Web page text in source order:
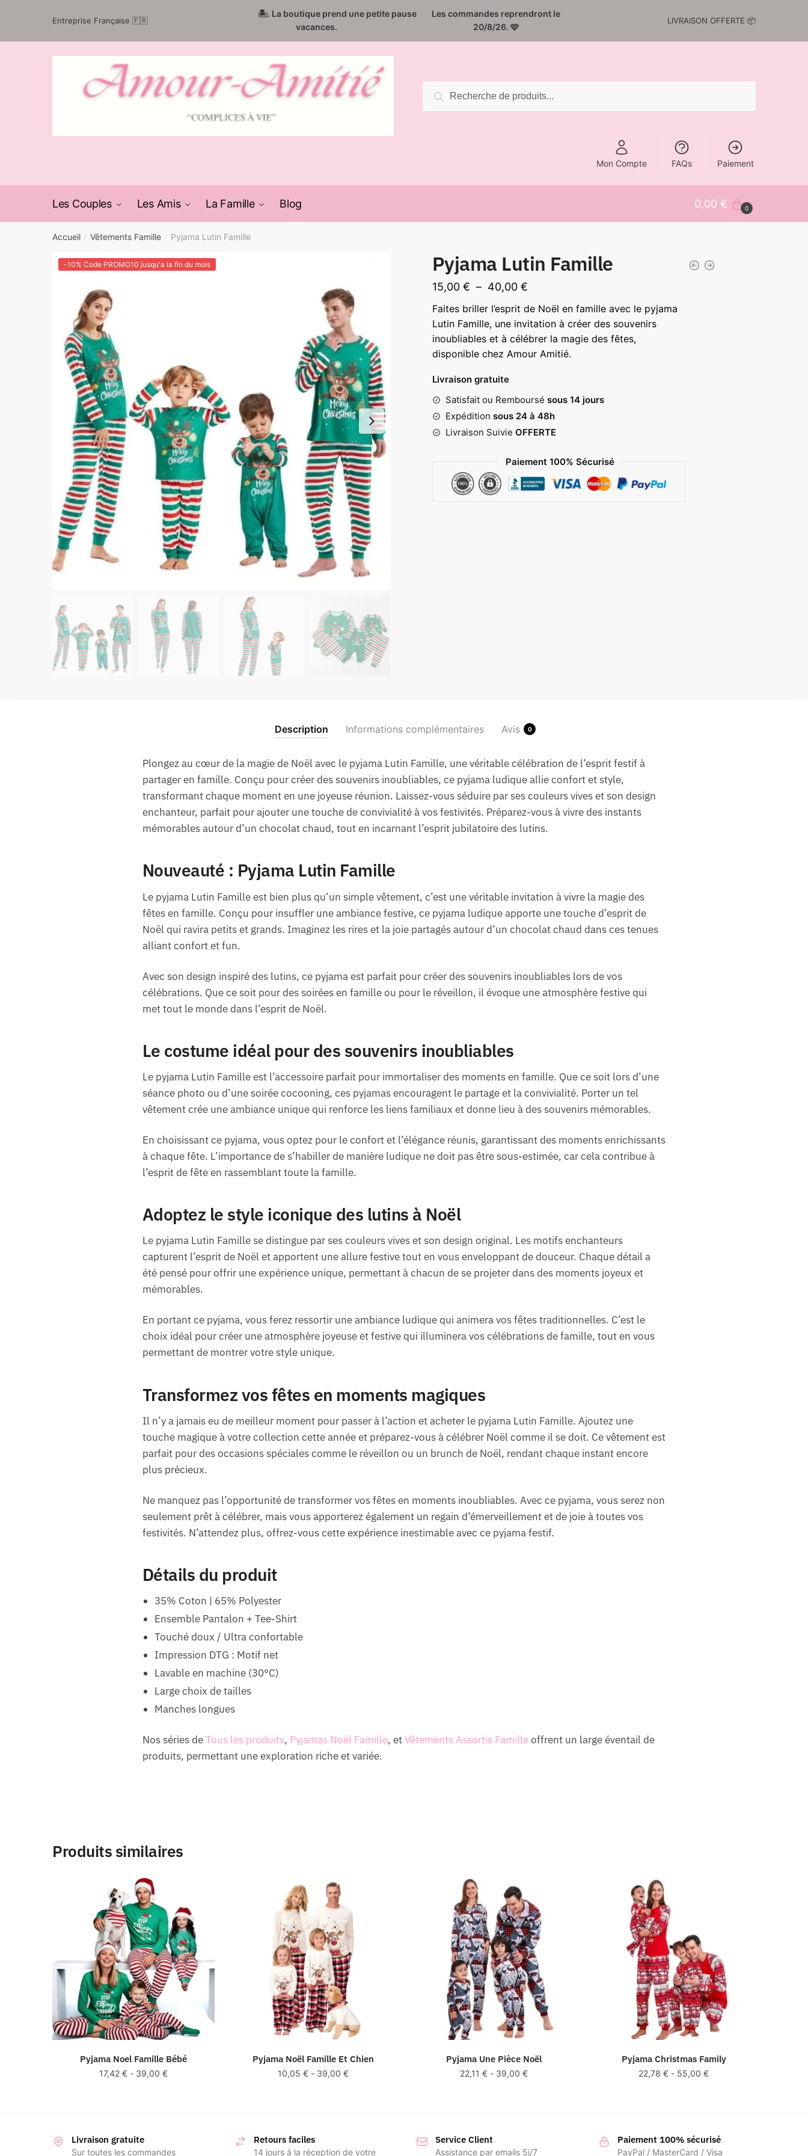
Entreprise Française 🇫🇷
🏝️. La boutique prend une petite pause
vacances.
Les commandes reprendront le
20/8/26. 🩷
LIVRAISON OFFERTE 📦
pour :
Recherche
Mon Compte FAQs Paiement
Les Couples Les Amis La Famille Blog 0,00 € 0
Accueil / Vêtements Famille / Pyjama Lutin Famille
-10% Code PROMO10 jusqu'a la fin du mois Pyjama Lutin Famille
15,00 € – 40,00 €Plage
de
prix :
15,00 €
à
Faites briller l’esprit de Noël en famille avec le pyjama
Lutin Famille, une invitation à créer des souvenirs
inoubliables et à célébrer la magie des fêtes,
disponible chez Amour Amitié.
Livraison gratuite
Satisfait ou Remboursé sous 14 jours
Expédition sous 24 à 48h
Livraison Suivie OFFERTE
Paiement 100% Sécurisé
Description Informations complémentaires Avis 0
Plongez au cœur de la magie de Noël avec le pyjama Lutin Famille, une véritable célébration de l’esprit festif à
partager en famille. Conçu pour créer des souvenirs inoubliables, ce pyjama ludique allie confort et style,
transformant chaque moment en une joyeuse réunion. Laissez-vous séduire par ses couleurs vives et son design
enchanteur, parfait pour ajouter une touche de convivialité à vos festivités. Préparez-vous à vivre des instants
mémorables autour d’un chocolat chaud, tout en incarnant l’esprit jubilatoire des lutins.
Nouveauté : Pyjama Lutin Famille
Le pyjama Lutin Famille est bien plus qu’un simple vêtement, c’est une véritable invitation à vivre la magie des
fêtes en famille. Conçu pour insuffler une ambiance festive, ce pyjama ludique apporte une touche d’esprit de
Noël qui ravira petits et grands. Imaginez les rires et la joie partagés autour d’un chocolat chaud dans ces tenues
alliant confort et fun.
Avec son design inspiré des lutins, ce pyjama est parfait pour créer des souvenirs inoubliables lors de vos
célébrations. Que ce soit pour des soirées en famille ou pour le réveillon, il évoque une atmosphère festive qui
met tout le monde dans l’esprit de Noël.
Le costume idéal pour des souvenirs inoubliables
Le pyjama Lutin Famille est l’accessoire parfait pour immortaliser des moments en famille. Que ce soit lors d’une
séance photo ou d’une soirée cocooning, ces pyjamas encouragent le partage et la convivialité. Porter un tel
vêtement crée une ambiance unique qui renforce les liens familiaux et donne lieu à des souvenirs mémorables.
En choisissant ce pyjama, vous optez pour le confort et l’élégance réunis, garantissant des moments enrichissants
à chaque fête. L’importance de s’habiller de manière ludique ne doit pas être sous-estimée, car cela contribue à
l’esprit de fête en rassemblant toute la famille.
Adoptez le style iconique des lutins à Noël
Le pyjama Lutin Famille se distingue par ses couleurs vives et son design original. Les motifs enchanteurs
capturent l’esprit de Noël et apportent une allure festive tout en vous enveloppant de douceur. Chaque détail a
été pensé pour offrir une expérience unique, permettant à chacun de se projeter dans des moments joyeux et
mémorables.
En portant ce pyjama, vous ferez ressortir une ambiance ludique qui animera vos fêtes traditionnelles. C’est le
choix idéal pour créer une atmosphère joyeuse et festive qui illuminera vos célébrations de famille, tout en vous
permettant de montrer votre style unique.
Transformez vos fêtes en moments magiques
Il n’y a jamais eu de meilleur moment pour passer à l’action et acheter le pyjama Lutin Famille. Ajoutez une
touche magique à votre collection cette année et préparez-vous à célébrer Noël comme il se doit. Ce vêtement est
parfait pour des occasions spéciales comme le réveillon ou un brunch de Noël, rendant chaque instant encore
plus précieux.
Ne manquez pas l’opportunité de transformer vos fêtes en moments inoubliables. Avec ce pyjama, vous serez non
seulement prêt à célébrer, mais vous apporterez également un regain d’émerveillement et de joie à toutes vos
festivités. N’attendez plus, offrez-vous cette expérience inestimable avec ce pyjama festif.
Détails du produit
35% Coton | 65% Polyester
Ensemble Pantalon + Tee-Shirt
Touché doux / Ultra confortable
Impression DTG : Motif net
Lavable en machine (30°C)
Large choix de tailles
Manches longues
Nos séries deTous les produits, Pyjamas Noël Famille, etVêtements Assortis Familleoffrent un large éventail de
produits, permettant une exploration riche et variée.
Produits similaires
Pyjama Noel Famille Bébé
17,42 €- 39,00 €
Pyjama Noël Famille Et Chien
10,05€ - 39,00€
Pyjama Une Pièce Noël
22,11 €- 39,00 €
Pyjama Christmas Family
22,78€ - 55,00€
Livraison gratuite
Sur toutes les commandes
Retours faciles
14 jours à la réception de votre
Service Client
Assistance par emails 5j/7
Paiement 100% sécurisé
PayPal / MasterCard / Visa